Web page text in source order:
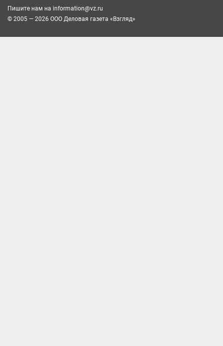
Пишите нам на information@vz.ru
© 2005 — 2026 ООО Деловая газета «Взгляд»